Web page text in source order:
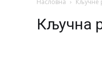
Насловна Кључне
Кључна